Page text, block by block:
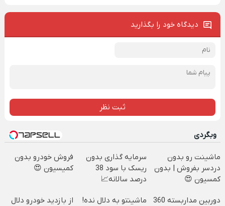
دیدگاه خود را بگذارید
ثبت نظر
وبگردی
ماشینت رو بدون
دردسر بفروش | بدون
کمسیون 😍
سرمایه گذاری بدون
ریسک با سود 38
درصد سالانه📈
فروش خودرو بدون
کمیسیون 😍
دوربین مداربسته 360
ماشینتو به دلال نده!
از بازدید خودرو دلال